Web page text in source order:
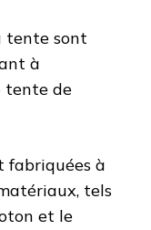
tente sont
à
tente de
fabriquées à
tels
et le